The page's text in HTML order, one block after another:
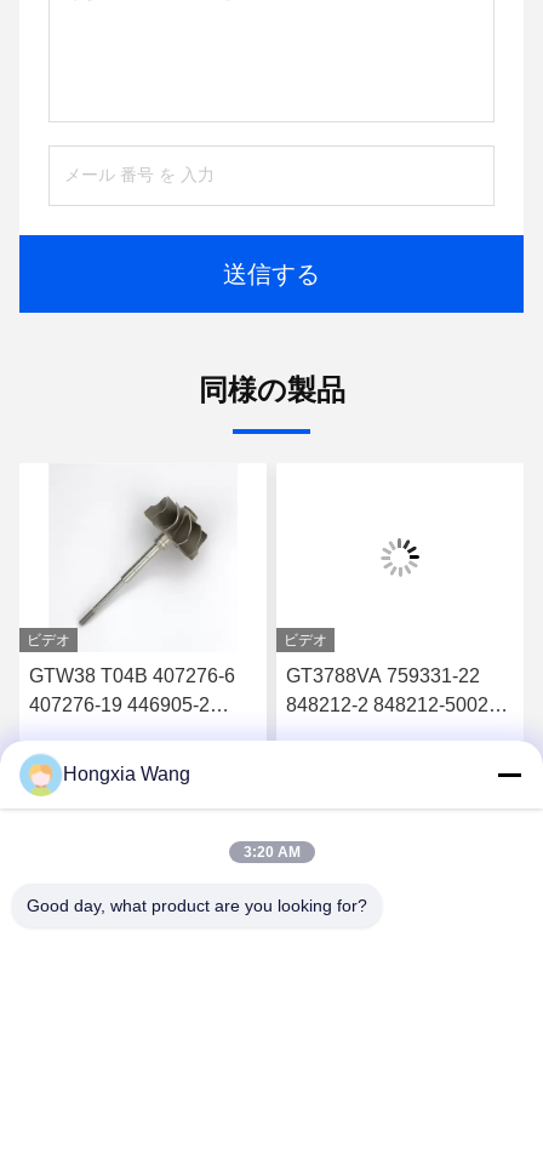
送信する
同様の製品
ビデオ
GTW38 T04B 407276-6
407276-19 446905-2
ャーのタービンホイール
シャフト最高 の 価格 を 入手 す
ビデオ
GT3788VA 759331-22
848212-2 848212-5002S
Hongxia Wang
3:20 AM
Good day, what product are you looking for?